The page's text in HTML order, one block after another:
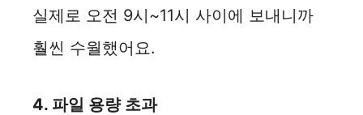
실제로 오전 9시~11시 사이에 보내니까
훨씬 수월했어요.
4. 파일 용량 초과